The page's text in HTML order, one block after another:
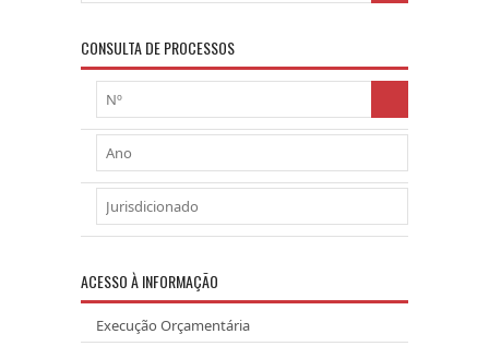
CONSULTA DE PROCESSOS
ACESSO À INFORMAÇÃO
Execução Orçamentária